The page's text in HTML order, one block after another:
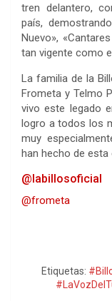
tren delantero,
país,
Nuevo»,
tan vigente como
La familia de la
Frometa y Telmo
vivo este legado
logro a todos los
muy
han hecho de
@labillosoficial
@frometa
Etiquetas: